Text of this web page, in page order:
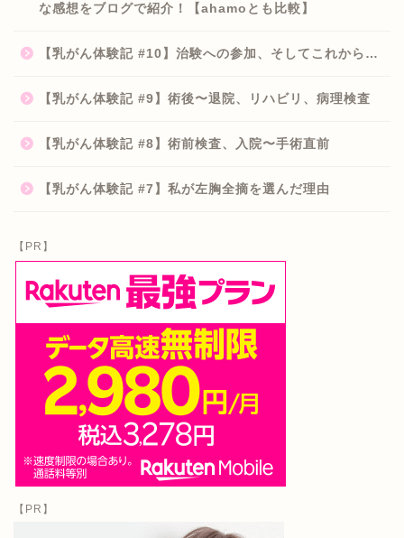
な感想をブログで紹介！【ahamoとも比較】
【乳がん体験記 #10】治験への参加、そしてこれから…
【乳がん体験記 #9】術後〜退院、リハビリ、病理検査
【乳がん体験記 #8】術前検査、入院〜手術直前
【乳がん体験記 #7】私が左胸全摘を選んだ理由
【PR】
【PR】